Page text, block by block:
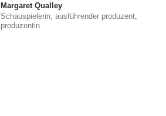
Margaret Qualley
Schauspielerin, ausführender produzent,
produzentin